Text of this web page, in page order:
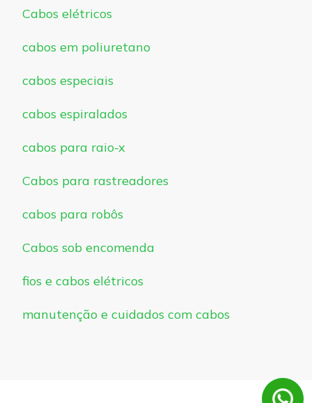
Cabos elétricos
cabos em poliuretano
cabos especiais
cabos espiralados
cabos para raio-x
Cabos para rastreadores
cabos para robôs
Cabos sob encomenda
fios e cabos elétricos
manutenção e cuidados com cabos